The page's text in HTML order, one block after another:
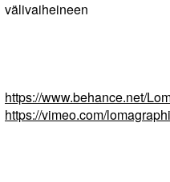
välivaiheineen
https://www.behance.net/
https://vimeo.com/